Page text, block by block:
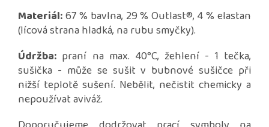
Materiál:67 % bavlna, 29 % Outlast®, 4 % elastan
(lícová strana hladká, na rubu smyčky).
Údržba: praní na max. 40°C, žehlení - 1 tečka,
sušička - může se sušit v bubnové sušičce při
nižší teplotě sušení. Nebělit, nečistit chemicky a
nepoužívat aviváž.